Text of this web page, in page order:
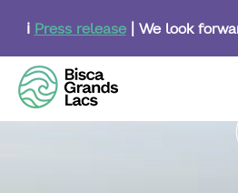
content
ℹ️ Press release| We look